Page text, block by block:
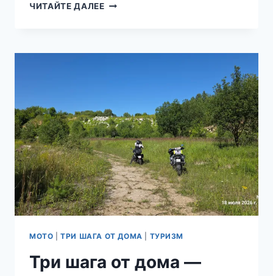
ЧИТАЙТЕ ДАЛЕЕТРИ
—
МОТО |ТРИ ШАГА ОТ ДОМА ТУРИЗМ
Три шага от дома —